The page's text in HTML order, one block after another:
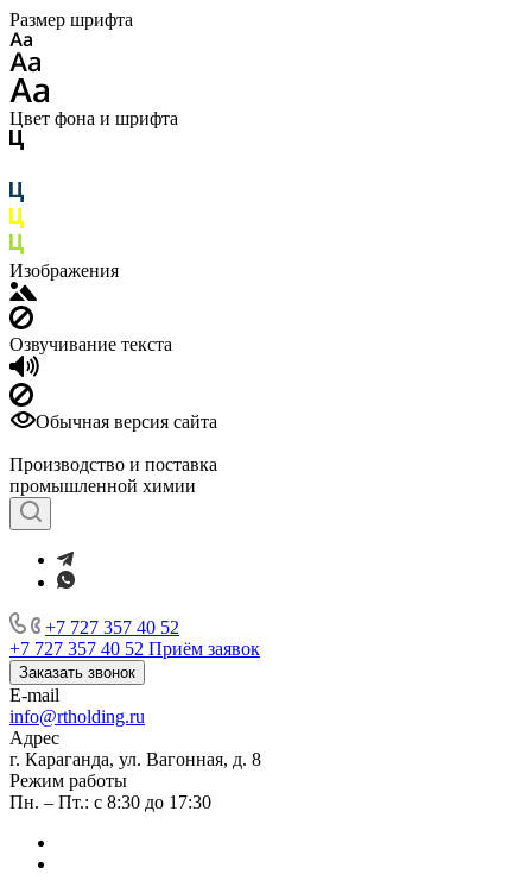
Размер шрифта
Цвет фона и шрифта
Изображения
Озвучивание текста
Обычная версия сайта
Производство и поставка
промышленной химии
+7 727 357 40 52
+7 727 357 40 52 Приём заявок
Заказать звонок
E-mail
info@rtholding.ru
Адрес
г. Караганда, ул. Вагонная, д. 8
Режим работы
Пн. – Пт.: с 8:30 до 17:30